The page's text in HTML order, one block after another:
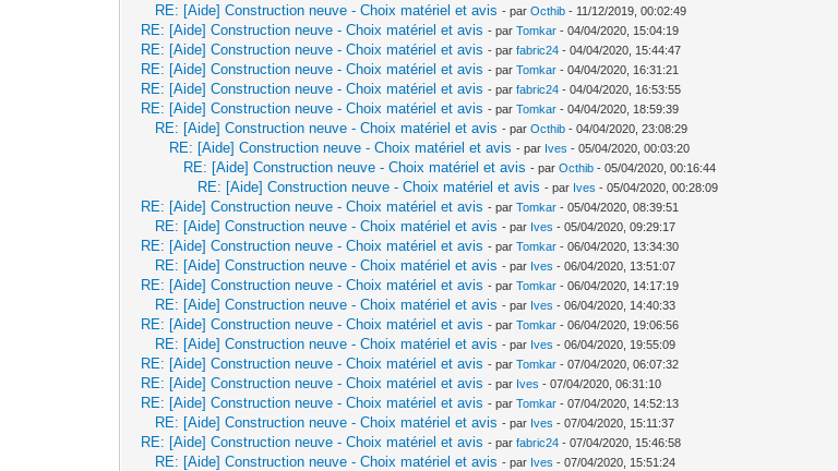
RE: [Aide] Construction neuve - Choix matériel et avis - parOcthib - 11/12/2019, 00:02:49
RE: [Aide] Construction neuve - Choix matériel et avis - parTomkar - 04/04/2020, 15:04:19
RE: [Aide] Construction neuve - Choix matériel et avis - parfabric24 - 04/04/2020, 15:44:47
RE: [Aide] Construction neuve - Choix matériel et avis - parTomkar - 04/04/2020, 16:31:21
RE: [Aide] Construction neuve - Choix matériel et avis - parfabric24 - 04/04/2020, 16:53:55
RE: [Aide] Construction neuve - Choix matériel et avis - parTomkar - 04/04/2020, 18:59:39
RE: [Aide] Construction neuve - Choix matériel et avis - parOcthib - 04/04/2020, 23:08:29
RE: [Aide] Construction neuve - Choix matériel et avis - par Ives - 05/04/2020, 00:03:20
RE: [Aide] Construction neuve - Choix matériel et avis - parOcthib - 05/04/2020, 00:16:44
RE: [Aide] Construction neuve - Choix matériel et avis - par Ives - 05/04/2020, 00:28:09
RE: [Aide] Construction neuve - Choix matériel et avis - parTomkar - 05/04/2020, 08:39:51
RE: [Aide] Construction neuve - Choix matériel et avis - par Ives - 05/04/2020, 09:29:17
RE: [Aide] Construction neuve - Choix matériel et avis - parTomkar - 06/04/2020, 13:34:30
RE: [Aide] Construction neuve - Choix matériel et avis - par Ives - 06/04/2020, 13:51:07
RE: [Aide] Construction neuve - Choix matériel et avis - parTomkar - 06/04/2020, 14:17:19
RE: [Aide] Construction neuve - Choix matériel et avis - par Ives - 06/04/2020, 14:40:33
RE: [Aide] Construction neuve - Choix matériel et avis - parTomkar - 06/04/2020, 19:06:56
RE: [Aide] Construction neuve - Choix matériel et avis - par Ives - 06/04/2020, 19:55:09
RE: [Aide] Construction neuve - Choix matériel et avis - parTomkar - 07/04/2020, 06:07:32
RE: [Aide] Construction neuve - Choix matériel et avis - par Ives - 07/04/2020, 06:31:10
RE: [Aide] Construction neuve - Choix matériel et avis - parTomkar - 07/04/2020, 14:52:13
RE: [Aide] Construction neuve - Choix matériel et avis - par Ives - 07/04/2020, 15:11:37
RE: [Aide] Construction neuve - Choix matériel et avis - parfabric24 - 07/04/2020, 15:46:58
RE: [Aide] Construction neuve - Choix matériel et avis - par Ives - 07/04/2020, 15:51:24